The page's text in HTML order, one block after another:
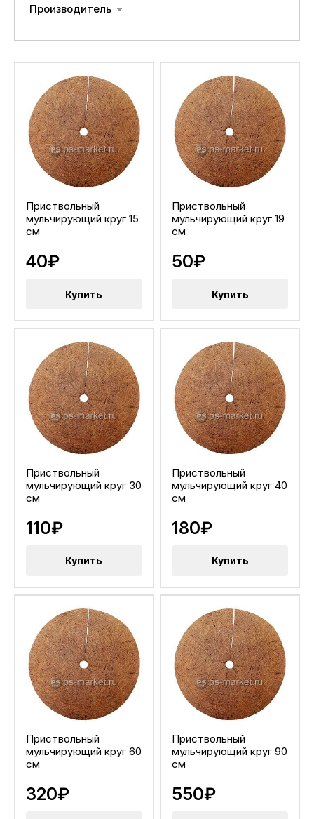
Производитель
Приствольный
мульчирующий круг 15
см
40₽
Купить
Приствольный
мульчирующий круг 19
см
50₽
Купить
Приствольный
мульчирующий круг 30
см
110₽
Купить
Приствольный
мульчирующий круг 40
см
180₽
Купить
Приствольный
мульчирующий круг 60
см
320₽
Приствольный
мульчирующий круг 90
см
550₽